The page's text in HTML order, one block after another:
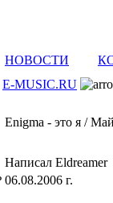
НОВОСТИ
E-MUSIC.RU
Enigma - это я /
Написал Eldreamer
06.08.2006 г.